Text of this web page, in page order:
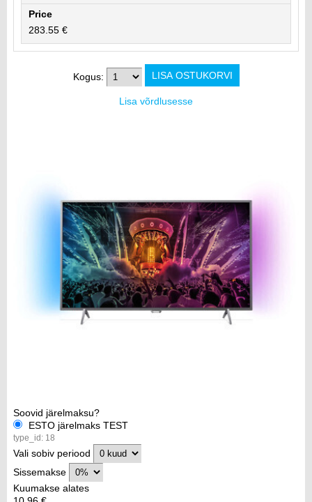
Price
283.55 €
Kogus:
Lisa võrdlusesse
Soovid järelmaksu?
ESTO järelmaks TEST
type_id: 18
Vali sobiv periood
Sissemakse
Kuumakse alates